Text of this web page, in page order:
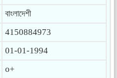
বাংলাদেশী
4150884973
01-01-1994
o+